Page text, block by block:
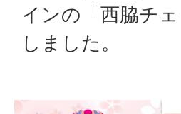
インの「西脇チ
しました。